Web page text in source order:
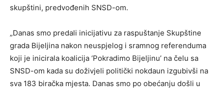
skupštini, predvođenih SNSD-om.
„Danas smo predali inicijativu za raspuštanje Skupštine
grada Bijeljina nakon neuspjelog i sramnog referenduma
koji je inicirala koalicija ‘Pokradimo Bijeljinu’ na čelu sa
SNSD-om kada su doživjeli politički nokdaun izgubivši na
sva 183 biračka mjesta. Danas smo po obećanju došli u